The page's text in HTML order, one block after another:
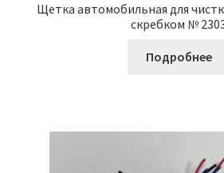
Щетка автомобильная для
скребком №
Подробнее